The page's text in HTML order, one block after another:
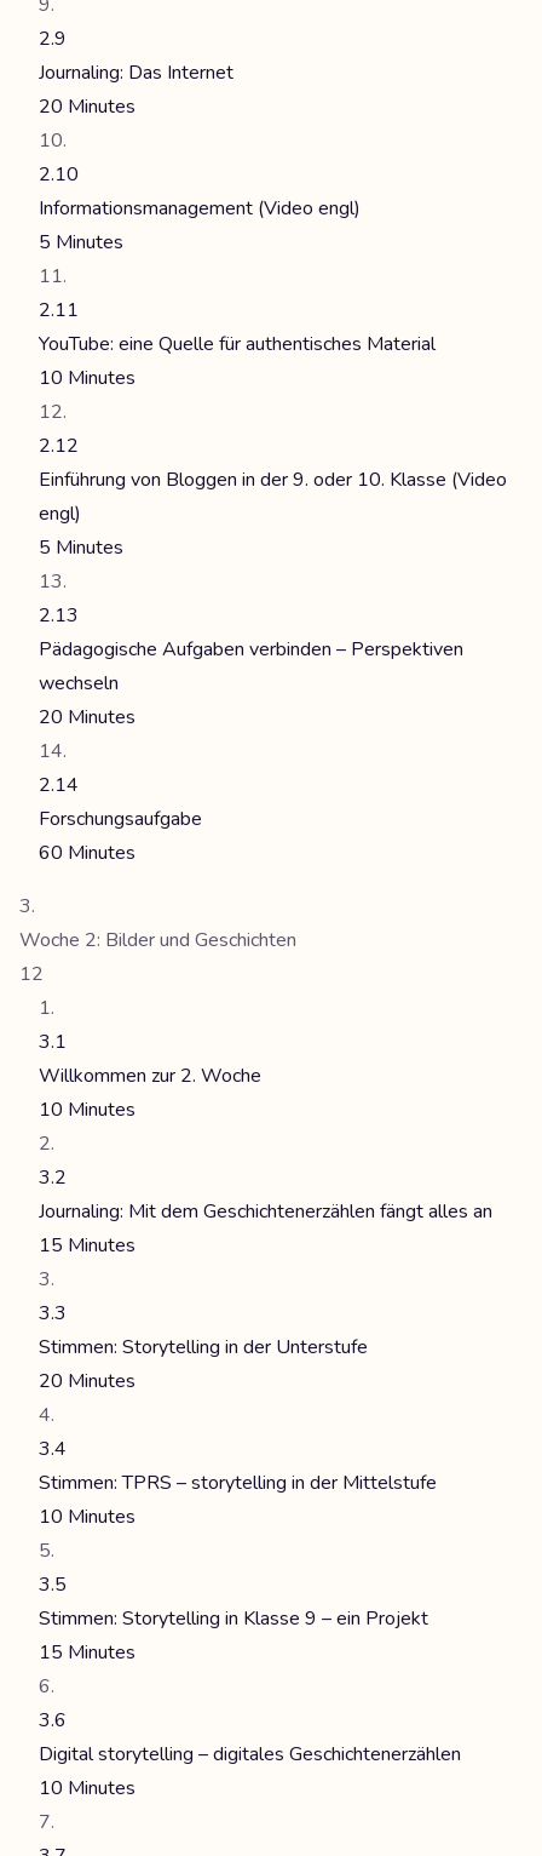
2.9
Journaling: Das Internet
20 Minutes
2.10
Informationsmanagement (Video engl)
5 Minutes
2.11
YouTube: eine Quelle für authentisches Material
10 Minutes
2.12
Einführung von Bloggen in der 9. oder 10. Klasse (Video
engl)
5 Minutes
2.13
Pädagogische Aufgaben verbinden – Perspektiven
wechseln
20 Minutes
2.14
Forschungsaufgabe
60 Minutes
Woche 2: Bilder und Geschichten
12
3.1
Willkommen zur 2. Woche
10 Minutes
3.2
Journaling: Mit dem Geschichtenerzählen fängt alles an
15 Minutes
3.3
Stimmen: Storytelling in der Unterstufe
20 Minutes
3.4
Stimmen: TPRS – storytelling in der Mittelstufe
10 Minutes
3.5
Stimmen: Storytelling in Klasse 9 – ein Projekt
15 Minutes
3.6
Digital storytelling – digitales Geschichtenerzählen
10 Minutes